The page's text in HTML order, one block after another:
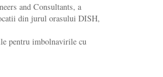
and Consultants, a
din jurul orasului DISH,
pentru imbolnavirile cu